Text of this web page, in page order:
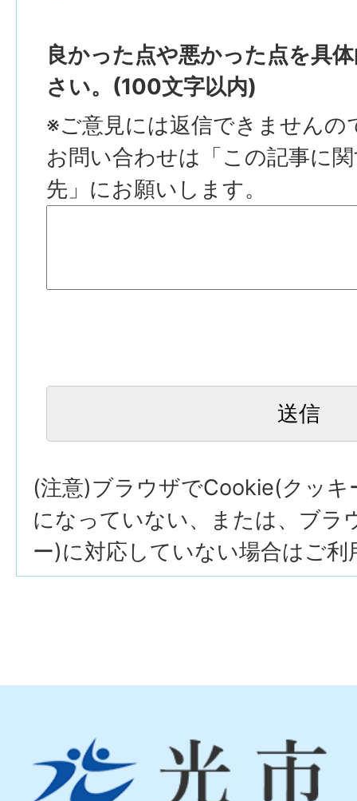
良かった点や悪かった点を具
さい。(100文字以内)
※ご意見には返信できませんの
お問い合わせは「この記事に
先」にお願いします。
(注意)ブラウザでCookie(クッキ
になっていない、または、ブラ
ー)に対応していない場合はご利
市